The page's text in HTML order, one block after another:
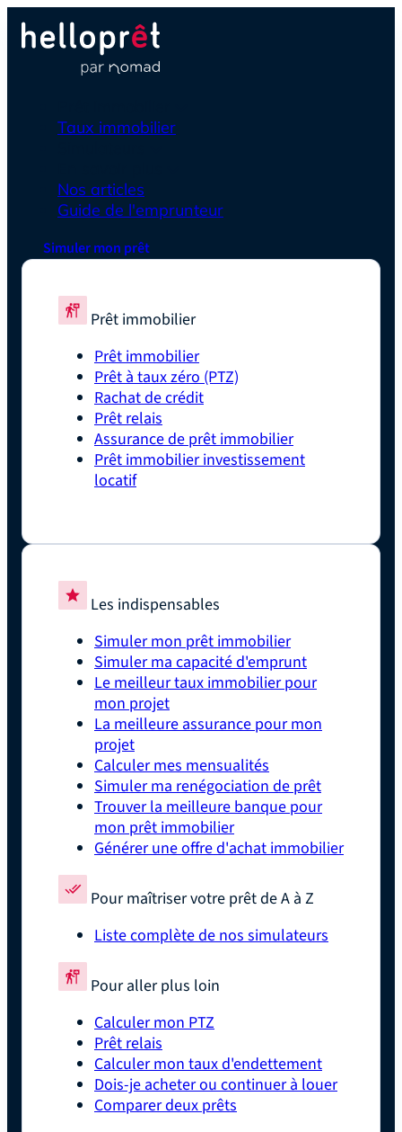
Taux immobilier
Nos articles
Guide de l'emprunteur
Simuler mon prêt
Prêt immobilier
Prêt immobilier
Prêt à taux zéro (PTZ)
Rachat de crédit
Prêt relais
Assurance de prêt immobilier
Prêt immobilier investissement
locatif
Les indispensables
Simuler mon prêt immobilier
Simuler ma capacité d'emprunt
Le meilleur taux immobilier pour
mon projet
La meilleure assurance pour mon
projet
Calculer mes mensualités
Simuler ma renégociation de prêt
Trouver la meilleure banque pour
mon prêt immobilier
Générer une offre d'achat immobilier
Pour maîtriser votre prêt de A à Z
Liste complète de nos simulateurs
Pour aller plus loin
Calculer mon PTZ
Prêt relais
Calculer mon taux d'endettement
Dois-je acheter ou continuer à louer
Comparer deux prêts